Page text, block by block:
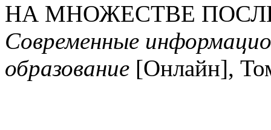
НА МНОЖЕСТВЕ
Современные
образование [Онлайн],